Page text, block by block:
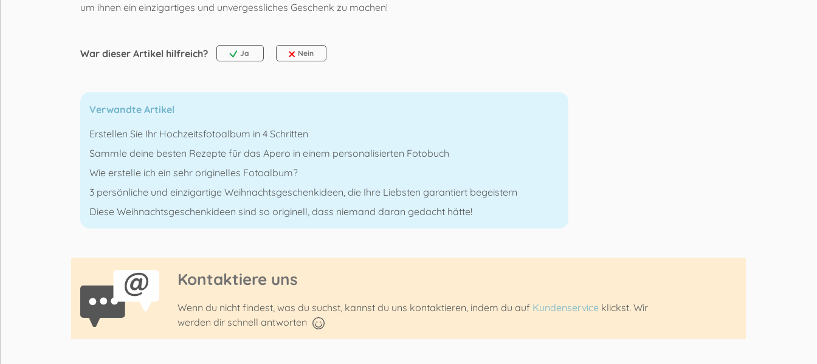
um ihnen ein einzigartiges und unvergessliches Geschenk zu machen!
War dieser Artikel hilfreich? Ja Nein
Verwandte Artikel
Erstellen Sie Ihr Hochzeitsfotoalbum in 4 Schritten
Sammle deine besten Rezepte für das Apero in einem personalisierten Fotobuch
Wie erstelle ich ein sehr originelles Fotoalbum?
3 persönliche und einzigartige Weihnachtsgeschenkideen, die Ihre Liebsten garantiert begeistern
Diese Weihnachtsgeschenkideen sind so originell, dass niemand daran gedacht hätte!
Kontaktiere uns
Wenn du nicht findest, was du suchst, kannst du uns kontaktieren, indem du auf Kundenservice klickst. Wir
werden dir schnell antworten